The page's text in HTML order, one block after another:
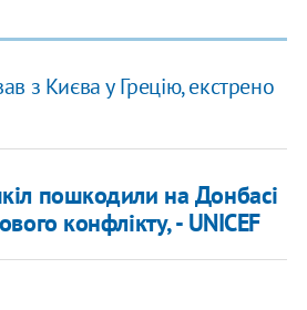
з Києва у Грецію, екстрено
пошкодили на Донбасі
конфлікту, - UNICEF